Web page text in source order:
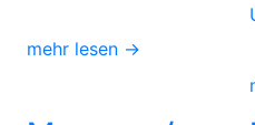
mehr lesen →